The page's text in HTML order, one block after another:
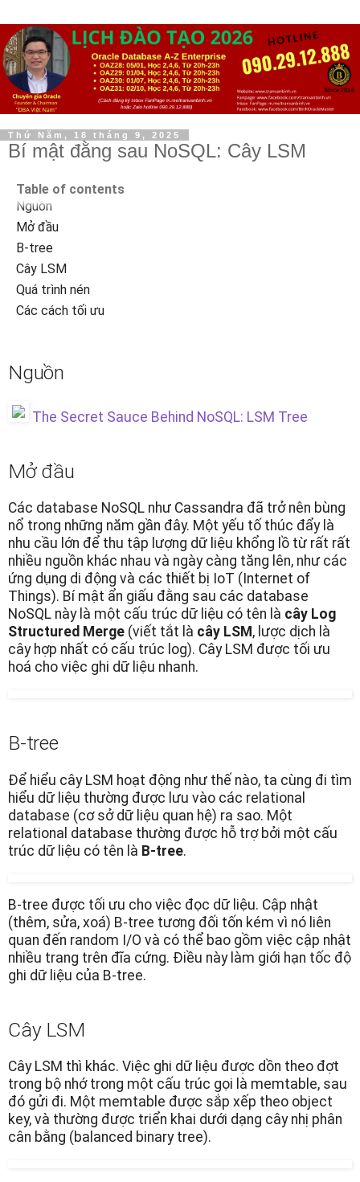
Thứ Năm, 18 tháng 9, 2025
Bí mật đằng sau NoSQL: Cây LSM
Table of contents
Nguồn
Mở đầu
B-tree
Cây LSM
Quá trình nén
Các cách tối ưu
Nguồn
The Secret Sauce Behind NoSQL: LSM Tree
Mở đầu
Các database NoSQL như Cassandra đã trở nên bùng
nổ trong những năm gần đây. Một yếu tố thúc đẩy là
nhu cầu lớn để thu tập lượng dữ liệu khổng lồ từ rất rất
nhiều nguồn khác nhau và ngày càng tăng lên, như các
ứng dụng di động và các thiết bị IoT (Internet of
Things). Bí mật ẩn giấu đằng sau các database
NoSQL này là một cấu trúc dữ liệu có tên là cây Log
Structured Merge (viết tắt là cây LSM , lược dịch là
cây hợp nhất có cấu trúc log). Cây LSM được tối ưu
hoá cho việc ghi dữ liệu nhanh.
B-tree
Để hiểu cây LSM hoạt động như thế nào, ta cùng đi tìm
hiểu dữ liệu thường được lưu vào các relational
database (cơ sở dữ liệu quan hệ) ra sao. Một
relational database thường được hỗ trợ bởi một cấu
trúc dữ liệu có tên là B-tree.
B-tree được tối ưu cho việc đọc dữ liệu. Cập nhật
(thêm, sửa, xoá) B-tree tương đối tốn kém vì nó liên
quan đến random I/O và có thể bao gồm việc cập nhật
nhiều trang trên đĩa cứng. Điều này làm giới hạn tốc độ
ghi dữ liệu của B-tree.
Cây LSM
Cây LSM thì khác. Việc ghi dữ liệu được dồn theo đợt
trong bộ nhớ trong một cấu trúc gọi là memtable, sau
đó gửi đi. Một memtable được sắp xếp theo object
key, và thường được triển khai dưới dạng cây nhị phân
cân bằng (balanced binary tree).